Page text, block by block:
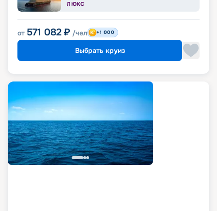
ЛЮКС
от 571 082 ₽ /чел +1 000
Выбрать круиз